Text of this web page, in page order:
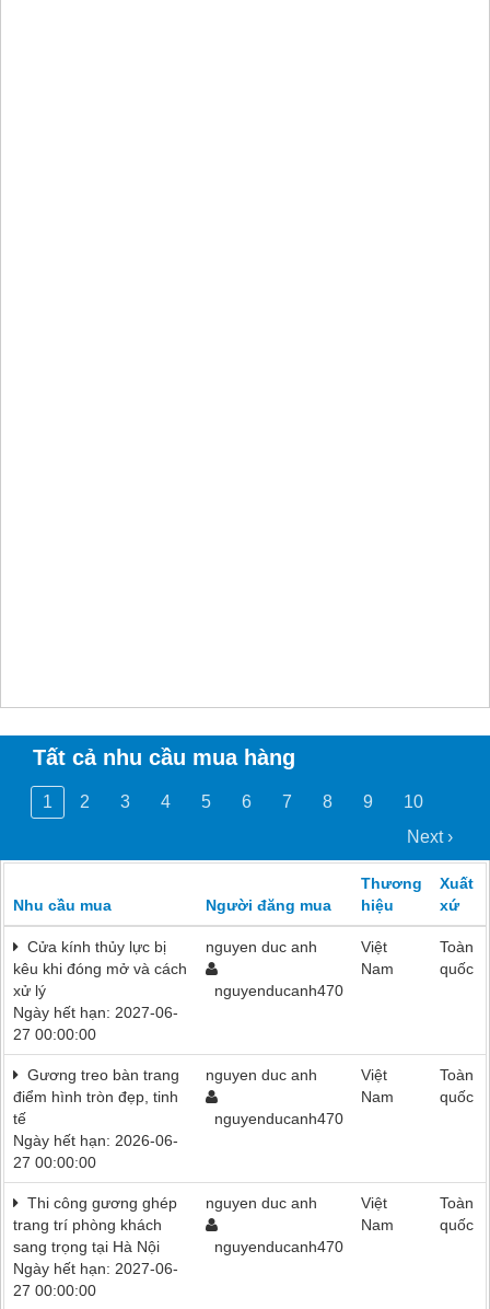
Tất cả nhu cầu mua hàng
1 2 3 4 5 6 7 8 9
10
Next ›
Nhu cầu mua Người đăng mua
Thương
hiệu
Xuất
xứ
Cửa kính thủy lực bị
kêu khi đóng mở và cách
xử lý
Ngày hết hạn: 2027-06-
27 00:00:00
nguyen duc anh
nguyenducanh470
Việt
Nam
Toàn
quốc
Gương treo bàn trang
điểm hình tròn đẹp, tinh
tế
Ngày hết hạn: 2026-06-
27 00:00:00
nguyen duc anh
nguyenducanh470
Việt
Nam
Toàn
quốc
Thi công gương ghép
trang trí phòng khách
sang trọng tại Hà Nội
Ngày hết hạn: 2027-06-
27 00:00:00
nguyen duc anh
nguyenducanh470
Việt
Nam
Toàn
quốc